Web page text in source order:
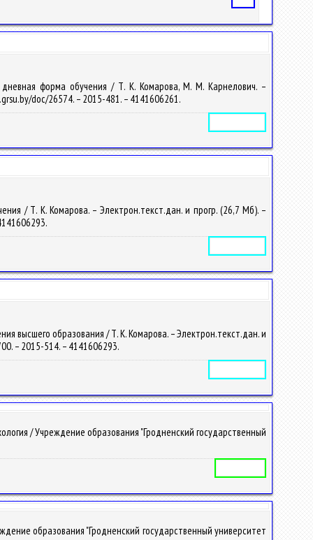
дневная форма обучения / Т. К. Комарова, М. М. Карнелович. –
doc/26574. – 2015-481. – 4141606261.
/ Т. К. Комарова. – Электрон.текст.дан. и прогр. (26,7 Мб). –
высшего образования / Т. К. Комарова. – Электрон.текст.дан. и
– 2015-514. – 4141606293.
/ Учреждение образования "Гродненский государственный
образования "Гродненский государственный университет